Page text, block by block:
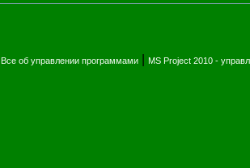
Все об управлении программами MS Project 2010 -